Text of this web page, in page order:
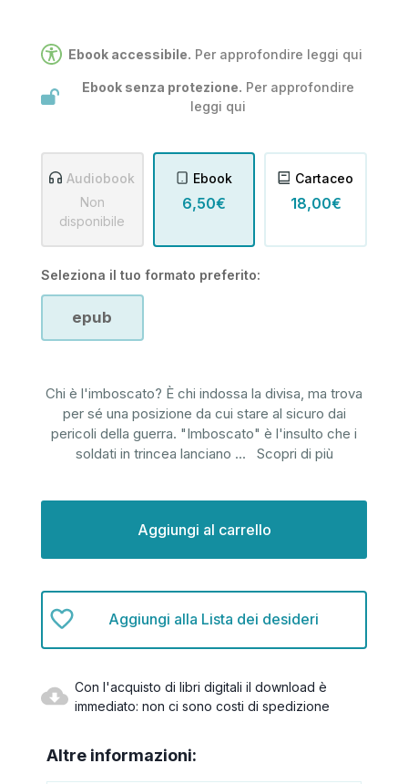
Ebook senza protezione. Per approfondire
leggi qui
Ebook accessibile. Per approfondire leggi qui
Audiobook
Non
disponibile
Ebook
6,50€
Cartaceo
18,00€
Seleziona il tuo formato preferito:
epub
Chi è l'imboscato? È chi indossa la divisa, ma trova
per sé una posizione da cui stare al sicuro dai
pericoli della guerra. "Imboscato" è l'insulto che i
soldati in trincea lanciano ... Scopri di più
Aggiungi alla Lista dei desideri
Con l'acquisto di libri digitali il download è
immediato: non ci sono costi di spedizione
Altre informazioni: